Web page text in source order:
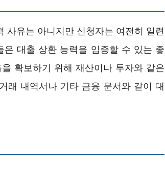
사유는 아니지만 신청자는 여전히 일련
대출 상환 능력을 입증할 수 있는 좋
확보하기 위해 재산이나 투자와 같은
래 내역서나 기타 금융 문서와 같이 대